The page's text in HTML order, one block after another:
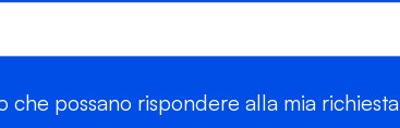
possano rispondere alla mia richiesta